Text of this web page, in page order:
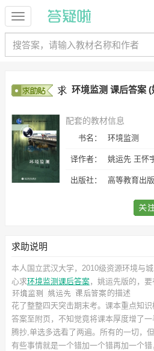
环境监测 课后答案
配套的教材信息
书名： 环境监测
译作者： 姚运先 王怀
出版社： 高等教育出
求助说明
本人国立武汉大学，2010级资源环境与
心求环境监测课后答案，姚运先版的，要
的描述
花了整整四天突击期末考。课本重点知
答案至附页，不知觉竟将课本厚度增了
腾抄,单选多选看了两遍。所有的一切，
有些事情就是一个错加一个错再加一个